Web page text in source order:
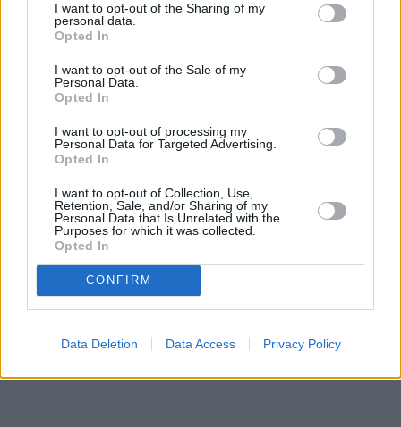
I want to opt-out of the Sharing of my
personal data.
Opted In
I want to opt-out of the Sale of my
Personal Data.
Opted In
I want to opt-out of processing my
Personal Data for Targeted Advertising.
Opted In
I want to opt-out of Collection, Use,
Retention, Sale, and/or Sharing of my
Personal Data that Is Unrelated with the
Purposes for which it was collected.
Opted In
CONFIRM
Data Deletion Data Access Privacy Policy
Czytaj całość